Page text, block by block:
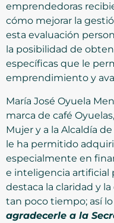
emprendedoras
cómo mejorar la
esta evaluación
la posibilidad de
específicas que le
emprendimiento y
María José Oyuela
marca de café
Mujer y a la Alcaldía
le ha permitido
especialmente en
e inteligencia artificial
destaca la claridad y
tan poco tiempo; así
agradecerle a la